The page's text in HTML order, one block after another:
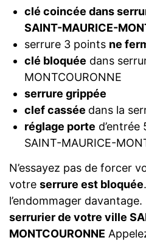
clé coincée dans
SAINT-MAURICE-
serrure 3 points ne
clé bloquée dans
MONTCOURONNE
serrure grippée
clef cassée dans la
réglage porte
SAINT-MAURICE-
N’essayez pas de forcer
votre serrure est bloquée
l’endommager
serrurier de votre ville
MONTCOURONNE